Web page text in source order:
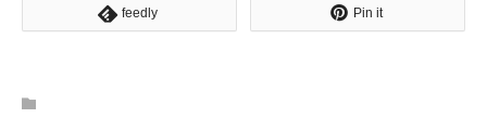
feedly Pin it